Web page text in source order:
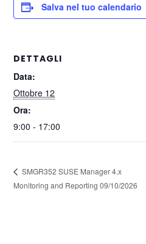
Salva nel tuo calendario
DETTAGLI
Data:
Ottobre 12
Ora:
9:00 - 17:00
SMGR352 SUSE Manager 4.x
Monitoring and Reporting 09/10/2026